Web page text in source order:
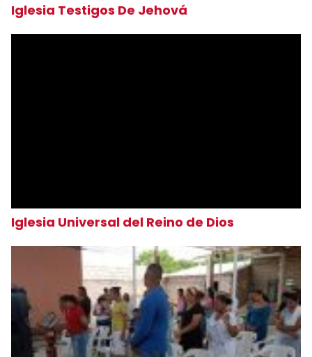
Iglesia Testigos De Jehová
Iglesia Universal del Reino de Dios